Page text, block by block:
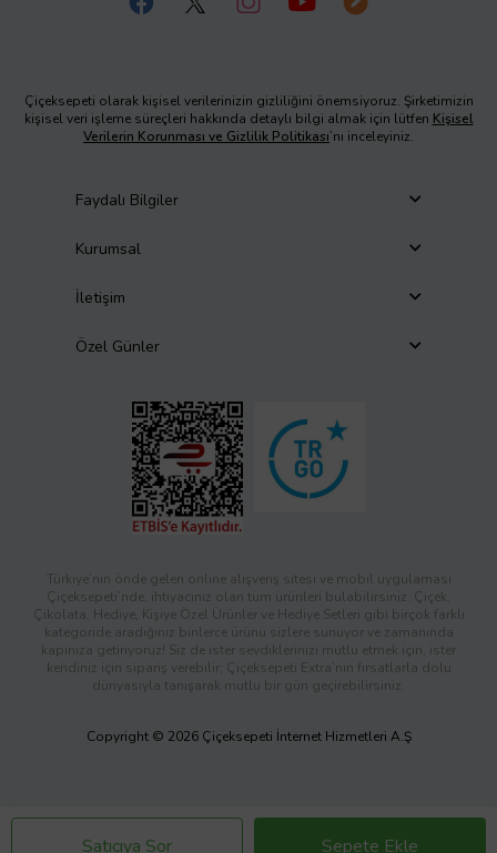
Satıcıya Sor Sepete Ekle
Çiçeksepeti olarak kişisel verilerinizin gizliliğini önemsiyoruz. Şirketimizin
kişisel veri işleme süreçleri hakkında detaylı bilgi almak için lütfen Kişisel
Verilerin Korunması ve Gizlilik Politikası’nı inceleyiniz.
Faydalı Bilgiler
Kurumsal
İletişim
Özel Günler
Türkiye’nin önde gelen online alışveriş sitesi ve mobil uygulaması
Çiçeksepeti’nde, ihtiyacınız olan tüm ürünleri bulabilirsiniz. Çiçek,
Çikolata, Hediye, Kişiye Özel Ürünler ve Hediye Setleri gibi birçok farklı
kategoride aradığınız binlerce ürünü sizlere sunuyor ve zamanında
kapınıza getiriyoruz! Siz de ister sevdiklerinizi mutlu etmek için, ister
kendiniz için sipariş verebilir; Çiçeksepeti Extra’nın fırsatlarla dolu
dünyasıyla tanışarak mutlu bir gün geçirebilirsiniz.
Copyright © 2026 Çiçeksepeti İnternet Hizmetleri A.Ş